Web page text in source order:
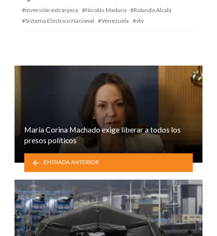
inversión extranjera
Nicolás Maduro
Rolando Alcalá
Sistema Eléctrico Nacional
Venezuela vtv
María Corina Machado exige liberar a todos los
presos políticos
ENTRADA ANTERIOR